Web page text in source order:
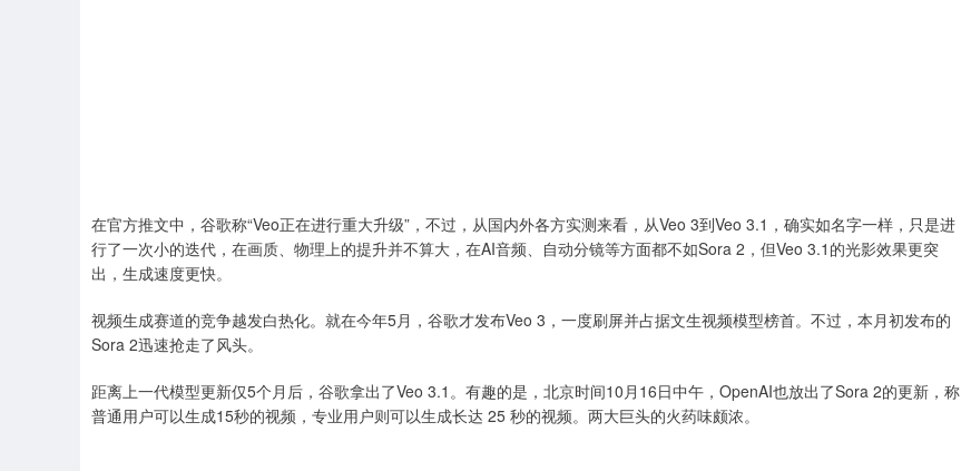
在官方推文中，谷歌称“Veo正在进行重大升级”，不过，从国内外各方实测来看，从Veo 3到Veo 3.1，确实如名字一样，只是进
行了一次小的迭代，在画质、物理上的提升并不算大，在AI音频、自动分镜等方面都不如Sora 2，但Veo 3.1的光影效果更突
出，生成速度更快。
视频生成赛道的竞争越发白热化。就在今年5月，谷歌才发布Veo 3，一度刷屏并占据文生视频模型榜首。不过，本月初发布的
Sora 2迅速抢走了风头。
距离上一代模型更新仅5个月后，谷歌拿出了Veo 3.1。有趣的是，北京时间10月16日中午，OpenAI也放出了Sora 2的更新，称
普通用户可以生成15秒的视频，专业用户则可以生成长达 25 秒的视频。两大巨头的火药味颇浓。